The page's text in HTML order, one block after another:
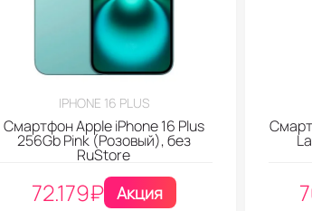
IPHONE 16 PLUS
Смартфон Apple iPhone 16 Plus
256Gb Pink (Розовый), без
RuStore
72.179₽ Акция